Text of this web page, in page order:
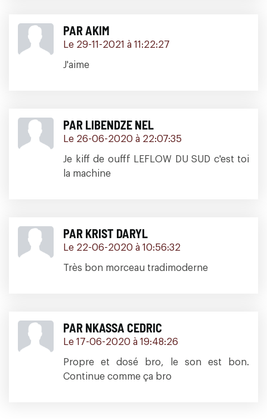
PAR AKIM
Le 29-11-2021 à 11:22:27
J'aime
PAR LIBENDZE NEL
Le 26-06-2020 à 22:07:35
Je kiff de oufff LEFLOW DU SUD c'est toi
la machine
PAR KRIST DARYL
Le 22-06-2020 à 10:56:32
Très bon morceau tradimoderne
PAR NKASSA CEDRIC
Le 17-06-2020 à 19:48:26
Propre et dosé bro, le son est bon.
Continue comme ça bro